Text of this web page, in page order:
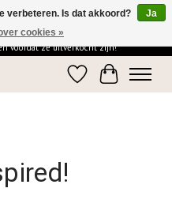
besteld = morgen in huis | Gratis
voordat ze uitverkocht zijn!
Verlanglijst
verbeteren. Is dat akkoord?
Ja
cookies »